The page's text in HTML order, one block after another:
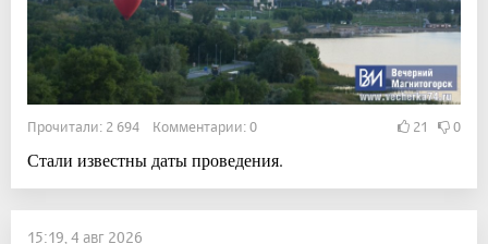
Прочитали: 2 694 Комментарии: 0 21 0
Стали известны даты проведения.
15:19, 4 авг 2026